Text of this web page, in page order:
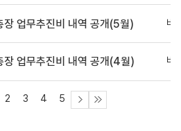
업무추진비 내역 공개(5월) 비
업무추진비 내역 공개(4월) 비
2 3 4 5